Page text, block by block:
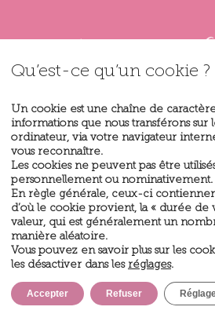
Qu’est-ce qu’un cookie ?
Un cookie est une chaîne de
informations que nous transférons
ordinateur, via votre navigateur
vous reconnaître.
Les cookies ne peuvent pas être
personnellement ou nominativement.
En règle générale, ceux-ci
d’où le cookie provient, la « durée de
valeur, qui est généralement un
manière aléatoire.
Vous pouvez en savoir plus sur les
les désactiver dans les réglages.
Accepter Refuser